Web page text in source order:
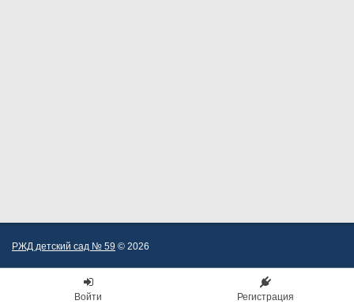
РЖД детский сад № 59 © 2026
Войти Регистрация